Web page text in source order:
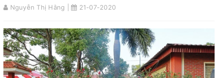
Nguyễn Thị Hằng | 21-07-2020